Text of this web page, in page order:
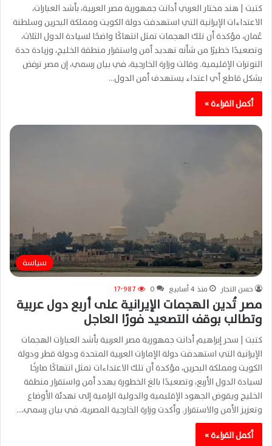
كتبت | هند مختار العربي أدانت جمهورية مصر العربية، بأشد العبارات،
الاعتداءات الإيرانية التي استهدفت دولة الكويت ومملكة البحرين وسلطنة
عُمان، مؤكدة أن تلك الهجمات تمثل انتهاكًا واضحًا لسيادة الدول الثلاث،
وتصعيدًا خطيرًا من شأنه تهديد أمن واستقرار منطقة الخليج، وزيادة حدة
التوترات الإقليمية. وقالت وزارة الخارجية، في بيان رسمي، إن مصر ترفض
بشكل قاطع أي اعتداء يستهدف أمن الدول…
أكمل القراءة »
سياسة
حسن النجار منذ 4 أسابيع 0 17٬987
مصر تُدين الهجمات الإيرانية على أربع دول عربية
وتطالب بوقف التصعيد فورًا العاجل
كتبت | سحر إبراهيم أدانت جمهورية مصر العربية بأشد العبارات الهجمات
الإيرانية التي استهدفت دولة الإمارات العربية المتحدة ودولة قطر ودولة
الكويت ومملكة البحرين، مؤكدة أن تلك الاعتداءات تمثل انتهاكًا صارخًا
لسيادة الدول الأربع، وتصعيدًا بالغ الخطورة يهدد أمن واستقرار منطقة
الخليج ويقوض الجهود الإقليمية والدولية الرامية إلى تهدئة الأوضاع
وتعزيز الأمن والاستقرار. وأكدت وزارة الخارجية المصرية، في بيان رسمي،…
أكمل القراءة »